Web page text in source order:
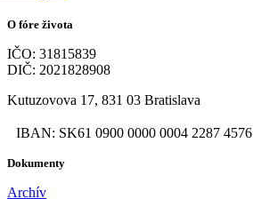
O fóre života
IČO: 31815839
DIČ: 2021828908
Kutuzovova 17, 831 03 Bratislava
IBAN: SK61 0900 0000 0004 2287 4576
Dokumenty
Archív